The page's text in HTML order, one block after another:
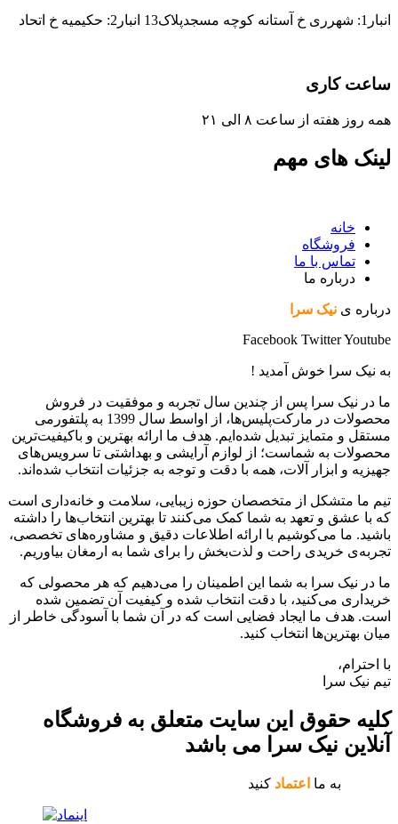
انبار1: شهرری خ آستانه کوچه مسجدپلاک13 انبار2: حکیمیه خ اتحاد
ساعت کاری
همه روز هفته از ساعت ٨ الی ۲۱
لینک های مهم
خانه
فروشگاه
تماس با ما
درباره ما
درباره ی نیک سرا
Facebook TwitterYoutube
به نیک سرا خوش آمدید !
ما در نیک سرا پس از چندین سال تجربه و موفقیت در فروش
محصولات در مارکت‌پلیس‌ها، از اواسط سال 1399 به پلتفورمی
مستقل و متمایز تبدیل شده‌ایم. هدف ما ارائه بهترین و باکیفیت‌ترین
محصولات به شماست؛ از لوازم آرایشی و بهداشتی تا سرویس‌های
جهیزیه و ابزار آلات، همه با دقت و توجه به جزئیات انتخاب شده‌اند.
تیم ما متشکل از متخصصان حوزه زیبایی، سلامت و خانه‌داری است
که با عشق و تعهد به شما کمک می‌کنند تا بهترین انتخاب‌ها را داشته
باشید. ما می‌کوشیم با ارائه اطلاعات دقیق و مشاوره‌های تخصصی،
تجربه‌ی خریدی راحت و لذت‌بخش را برای شما به ارمغان بیاوریم.
ما در نیک سرا به شما این اطمینان را می‌دهیم که هر محصولی که
خریداری می‌کنید، با دقت انتخاب شده و کیفیت آن تضمین شده
است. هدف ما ایجاد فضایی است که در آن شما با آسودگی خاطر از
میان بهترین‌ها انتخاب کنید.
با احترام،
تیم نیک سرا
کلیه حقوق این سایت متعلق به فروشگاه
آنلاین نیک سرا می باشد
به ما اعتماد کنید